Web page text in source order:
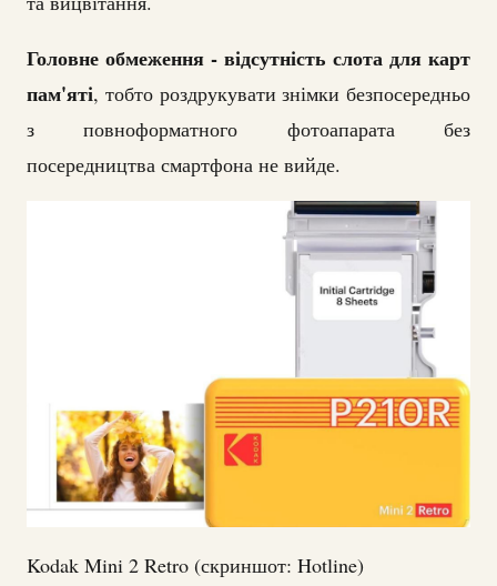
Головне обмеження - відсутність слота для карт
пам'яті, тобто роздрукувати знімки безпосередньо
з повноформатного фотоапарата без
посередництва смартфона не вийде.
Kodak Mini 2 Retro (скриншот: Hotline)